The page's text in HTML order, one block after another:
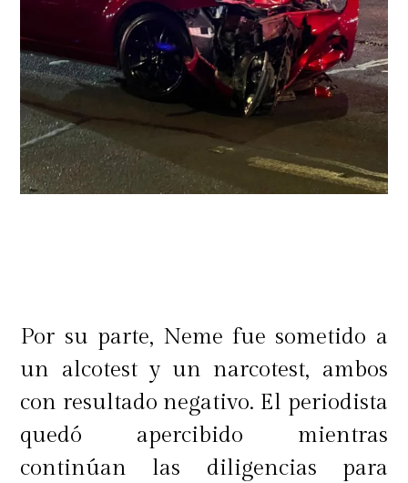
Por su parte, Neme fue sometido a
un alcotest y un narcotest, ambos
con resultado negativo. El periodista
quedó apercibido mientras
continúan las diligencias para